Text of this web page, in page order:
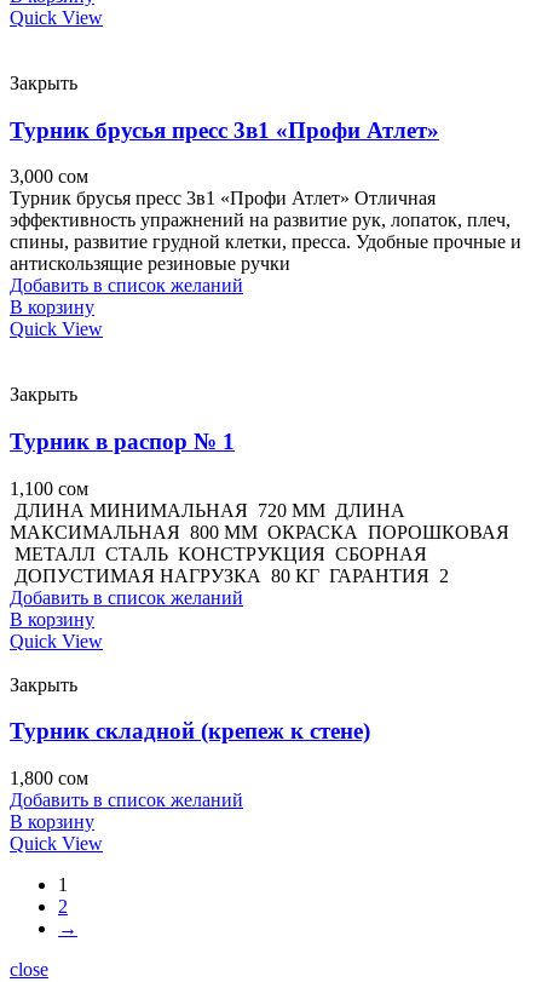
Quick View
Закрыть
Турник брусья пресс 3в1 «Профи Атлет»
3,000 сом
Турник брусья пресс 3в1 «Профи Атлет» Отличная
эффективность упражнений на развитие рук, лопаток, плеч,
спины, развитие грудной клетки, пресса. Удобные прочные и
антискользящие резиновые ручки
Добавить в список желаний
В корзину
Quick View
Закрыть
Турник в распор № 1
1,100 сом
ДЛИНА МИНИМАЛЬНАЯ 720 ММ ДЛИНА
МАКСИМАЛЬНАЯ 800 ММ ОКРАСКА ПОРОШКОВАЯ
МЕТАЛЛ СТАЛЬ КОНСТРУКЦИЯ СБОРНАЯ
ДОПУСТИМАЯ НАГРУЗКА 80 КГ ГАРАНТИЯ 2
Добавить в список желаний
В корзину
Quick View
Закрыть
Турник складной (крепеж к стене)
1,800 сом
Добавить в список желаний
В корзину
Quick View
1
2
→
close